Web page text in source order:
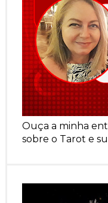
Ouça a minha
sobre o Tarot e